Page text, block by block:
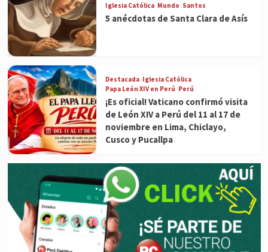
Iglesia Católica Mundo Santos
5 anécdotas de Santa Clara de Asís
Destacada Iglesia Católica
Papa León XIV en Perú Perú
¡Es oficial! Vaticano confirmó visita
de León XIV a Perú del 11 al 17 de
noviembre en Lima, Chiclayo,
Cusco y Pucallpa